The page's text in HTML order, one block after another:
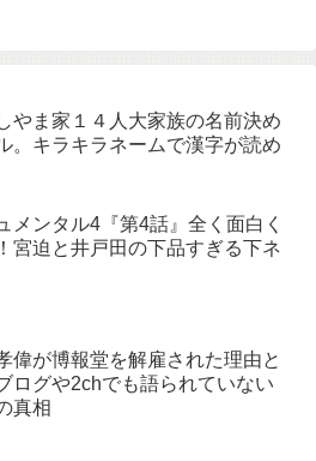
やま家１４人大家族の名前決め
。キラキラネームで漢字が読め
メンタル4『第4話』全く面白く
宮迫と井戸田の下品すぎる下ネ
偉が博報堂を解雇された理由と
ログや2chでも語られていない
真相